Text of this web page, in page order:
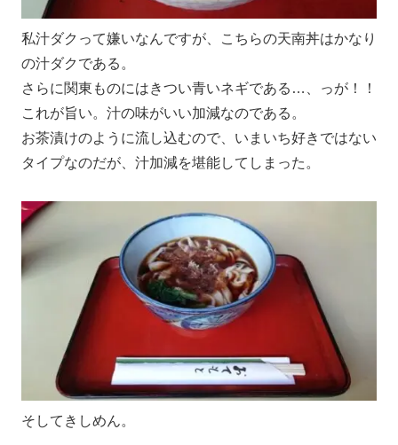
私汁ダクって嫌いなんですが、こちらの天南丼はかなり
の汁ダクである。
さらに関東ものにはきつい青いネギである…、っが！！
これが旨い。汁の味がいい加減なのである。
お茶漬けのように流し込むので、いまいち好きではない
タイプなのだが、汁加減を堪能してしまった。
そしてきしめん。